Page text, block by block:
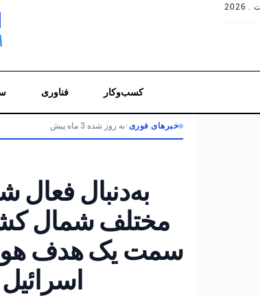
کسب‌وکار فناوری
خبرهای فوری •به روز شده 3 ماه پیش
به‌دنبال
مختلف شمال
سمت یک هدف